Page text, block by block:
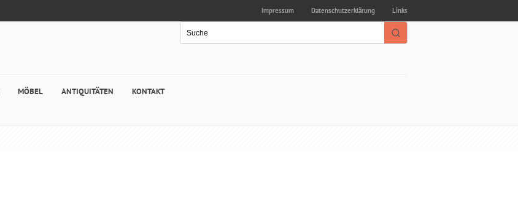
Impressum Datenschutzerklärung Links
MÖBEL ANTIQUITÄTEN KONTAKT